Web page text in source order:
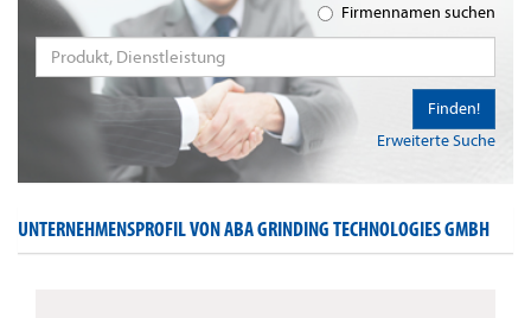
Firmennamen suchen
Erweiterte Suche
Finden!
UNTERNEHMENSPROFIL VON ABA GRINDING TECHNOLOGIES GMBH